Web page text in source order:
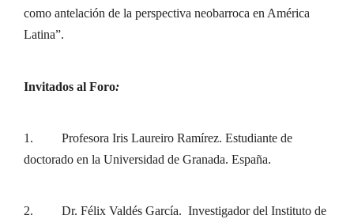
como antelación de la perspectiva neobarroca en América
Latina”.
Invitados al Foro:
1. Profesora Iris Laureiro Ramírez. Estudiante de
doctorado en la Universidad de Granada. España.
2. Dr. Félix Valdés García. Investigador del Instituto de